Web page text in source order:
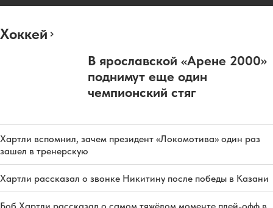
Хоккей
В ярославской «Арене 2000»
поднимут еще один
чемпионский стяг
Хартли вспомнил, зачем президент «Локомотива» один раз
зашел в тренерскую
Хартли рассказал о звонке Никитину после победы в Казани